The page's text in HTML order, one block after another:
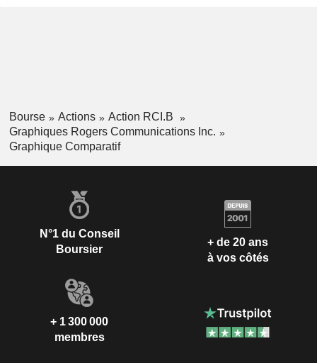
Bourse Actions
Action RCI.B
Graphiques Rogers Communications Inc.
Graphique Comparatif
N°1 du Conseil
Boursier
+ de 20 ans
à vos côtés
+ 1 300 000
membres